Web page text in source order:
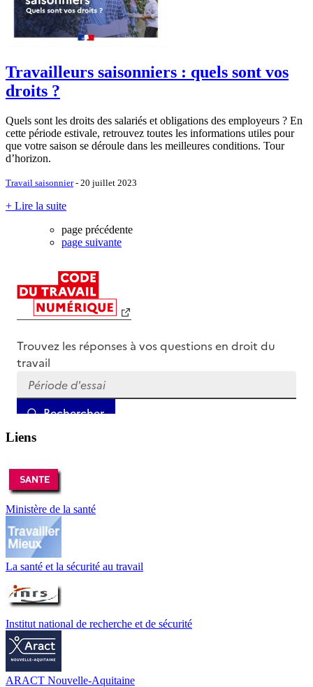
Travailleurs saisonniers : quels sont vos
droits ?
Quels sont les droits des salariés et obligations des employeurs ? En
cette période estivale, retrouvez toutes les informations utiles pour
que votre saison se déroule dans les meilleures conditions. Tour
d’horizon.
Travail saisonnier- 20 juillet 2023
+ Lire la suite
page précédente
page suivante
Liens
Ministère de la santé
La santé et la sécurité au travail
Institut national de recherche et de sécurité
ARACT Nouvelle-Aquitaine